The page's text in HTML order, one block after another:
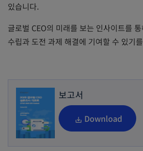
있습니다.
글로벌 CEO의 미래를 보는 인사이트를
수립과 도전 과제 해결에 기여할 수 있기
보고서
Download
o
p
e